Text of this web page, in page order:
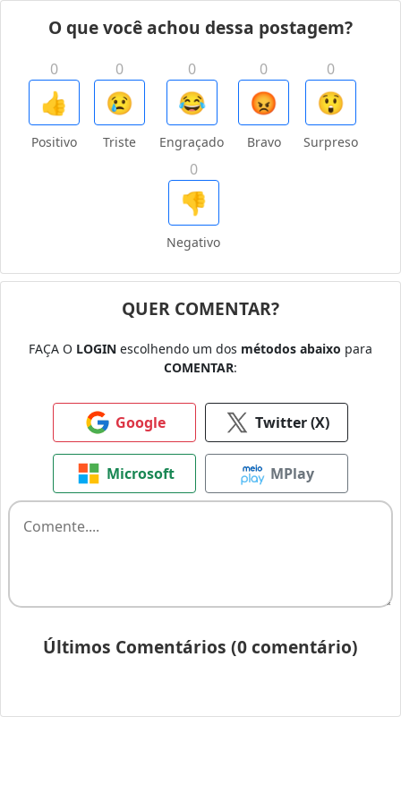
O que você achou dessa postagem?
0
👍
Positivo
0
😢
Triste
0
😂
Engraçado
0
😡
Bravo
0
😲
Surpreso
0
👎
Negativo
QUER COMENTAR?
FAÇA O LOGIN escolhendo um dos métodos abaixo para
COMENTAR:
Google Twitter (X)
Microsoft MPlay
Últimos Comentários (0 comentário)